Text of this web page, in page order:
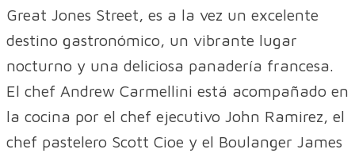
Great Jones Street, es a la vez un excelente
destino gastronómico, un vibrante lugar
nocturno y una deliciosa panadería francesa.
El chef Andrew Carmellini está acompañado en
la cocina por el chef ejecutivo John Ramirez, el
chef pastelero Scott Cioe y el Boulanger James